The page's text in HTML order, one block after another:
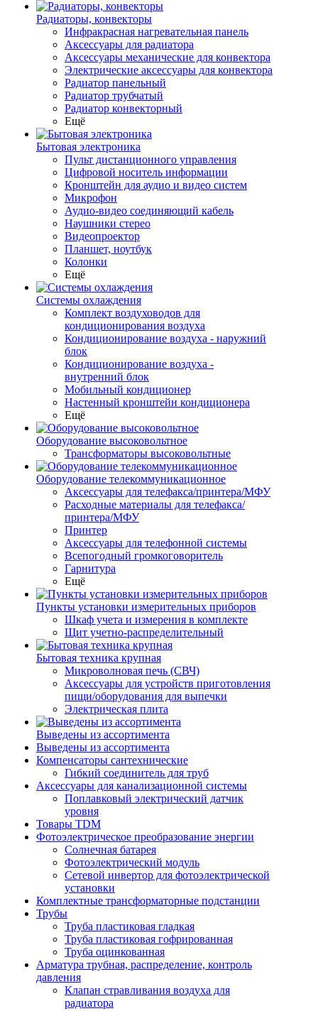
Радиаторы, конвекторы
Инфракрасная нагревательная панель
Аксессуары для радиатора
Аксессуары механические для конвектора
Электрические аксессуары для конвектора
Радиатор панельный
Радиатор трубчатый
Радиатор конвекторный
Ещё
Бытовая электроника
Пульт дистанционного управления
Цифровой носитель информации
Кронштейн для аудио и видео систем
Микрофон
Аудио-видео соединяющий кабель
Наушники стерео
Видеопроектор
Планшет, ноутбук
Колонки
Ещё
Системы охлаждения
Комплект воздуховодов для
кондиционирования воздуха
Кондиционирование воздуха - наружний
блок
Кондиционирование воздуха -
внутренний блок
Мобильный кондиционер
Настенный кронштейн кондиционера
Ещё
Оборудование высоковольтное
Трансформаторы высоковольтные
Оборудование телекоммуникационное
Аксессуары для телефакса/принтера/МФУ
Расходные материалы для телефакса/
принтера/МФУ
Принтер
Аксессуары для телефонной системы
Всепогодный громкоговоритель
Гарнитура
Ещё
Пункты установки измерительных приборов
Шкаф учета и измерения в комплекте
Щит учетно-распределительный
Бытовая техника крупная
Микроволновая печь (СВЧ)
Аксессуары для устройств приготовления
пищи/оборудования для выпечки
Электрическая плита
Выведены из ассортимента
Выведены из ассортимента
Компенсаторы сантехнические
Гибкий соединитель для труб
Аксессуары для канализационной системы
Поплавковый электрический датчик
уровня
Товары TDM
Фотоэлектрическое преобразование энергии
Солнечная батарея
Фотоэлектрический модуль
Сетевой инвертор для фотоэлектрической
установки
Комплектные трансформаторные подстанции
Трубы
Труба пластиковая гладкая
Труба пластиковая гофрированная
Труба оцинкованная
Арматура трубная, распределение, контроль
давления
Клапан стравливания воздуха для
радиатора